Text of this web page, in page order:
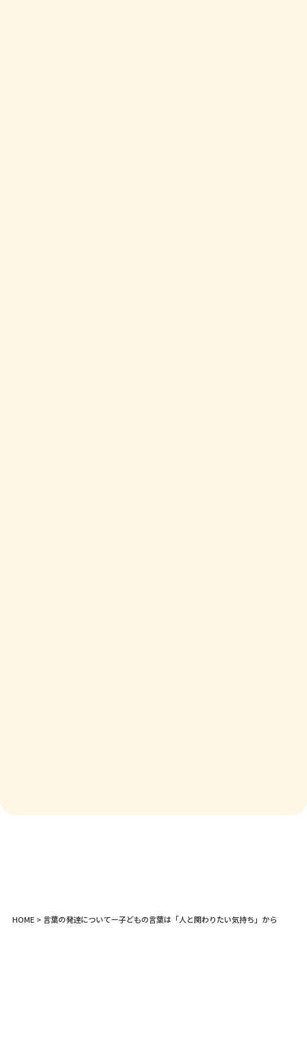
HOME> 言葉の発達についてー子どもの言葉は「人と関わりたい気持ち」から